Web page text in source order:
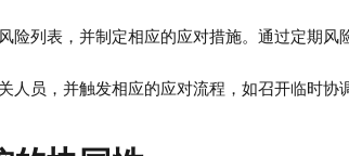
险列表，并制定相应的应对措施。通过定期风
人员，并触发相应的应对流程，如召开临时协